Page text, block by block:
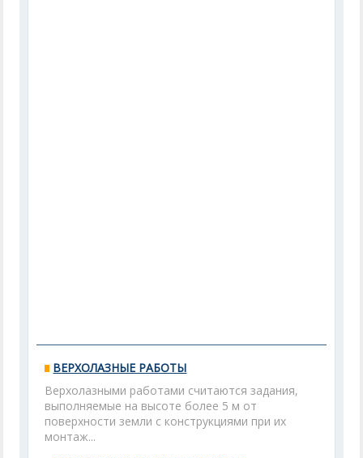
ВЕРХОЛАЗНЫЕ РАБОТЫ
Верхолазными работами считаются задания,
выполняемые на высоте более 5 м от
поверхности земли с конструкциями при их
монтаж...